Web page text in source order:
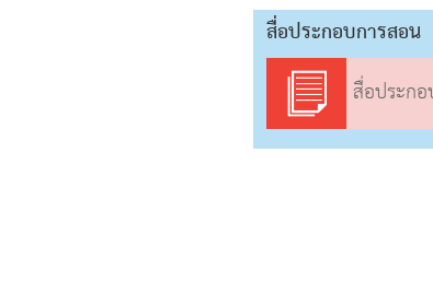
สื่อประกอบการสอน
สื่อประกอ